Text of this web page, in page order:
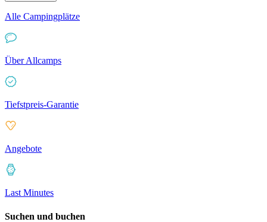
Alle Campingplätze
Über Allcamps
Tiefstpreis-Garantie
Angebote
Last Minutes
Suchen und buchen